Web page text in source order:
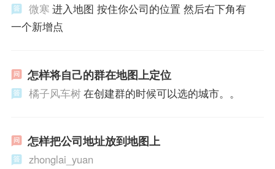
微寒 进入地图 按住你公司的位置 然后右下角有
一个新增点
怎样将自己的群在地图上定位
橘子风车树在创建群的时候可以选的城市。。
怎样把公司地址放到地图上
zhonglai_yuan